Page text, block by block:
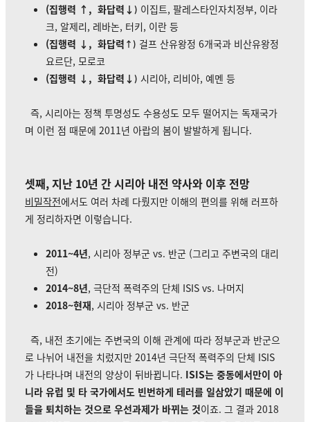
(집행력 ↑, 화답력 ↓) 이집트, 팔레스타인자치정부, 이라
크, 알제리, 레바논, 터키, 이란 등
(집행력 ↓ , 화답력 ↑) 걸프 산유왕정 6개국과 비산유왕정
요르단, 모로코
(집행력 ↓ , 화답력 ↓) 시리아, 리비아, 예멘 등
즉, 시리아는 정책 투명성도 수용성도 모두 떨어지는 독재국가
며 이런 점 때문에 2011년 아랍의 봄이 발발하게 됩니다.
셋째, 지난 10년 간 시리아 내전 약사와 이후 전망
비밀작전에서도 여러 차례 다뤘지만 이해의 편의를 위해 러프하
게 정리하자면 이렇습니다.
2011~4년, 시리아 정부군 vs. 반군 (그리고 주변국의 대리
전)
2014~8년, 극단적 폭력주의 단체 ISIS vs. 나머지
2018~현재, 시리아 정부군 vs. 반군
즉, 내전 초기에는 주변국의 이해 관계에 따라 정부군과 반군으
로 나뉘어 내전을 치렀지만 2014년 극단적 폭력주의 단체 ISIS
가 나타나며 내전의 양상이 뒤바뀝니다. ISIS는 중동에서만이 아
니라 유럽 및 타 국가에서도 빈번하게 테러를 일삼았기 때문에 이
들을 퇴치하는 것으로 우선과제가 바뀌는 것이죠. 그 결과 2018